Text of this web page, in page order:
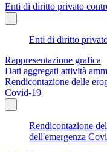
Enti di diritto privato
Enti di diritto
Rappresentazione grafica
Dati aggregati attività
Rendicontazione delle
Covid-19
Rendicontazione
dell'emergenza